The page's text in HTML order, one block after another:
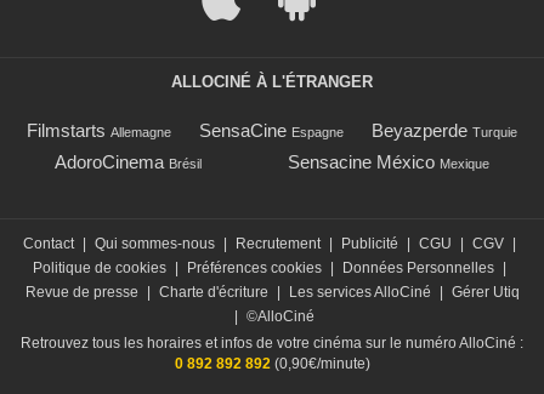
ALLOCINÉ À L'ÉTRANGER
Filmstarts Allemagne SensaCine Espagne Beyazperde Turquie
AdoroCinema Brésil Sensacine México Mexique
Contact | Qui sommes-nous | Recrutement | Publicité | CGU | CGV |
Politique de cookies | Préférences cookies | Données Personnelles |
Revue de presse
| Charte d'écriture | Les services AlloCiné | Gérer Utiq
| ©AlloCiné
Retrouvez tous les horaires et infos de votre cinéma sur le numéro AlloCiné :
0 892 892 892(0,90€/minute)